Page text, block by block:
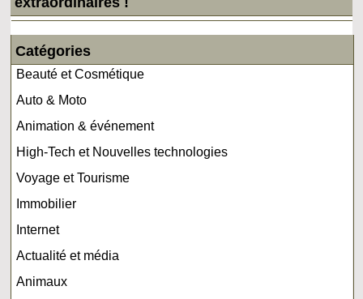
Catégories
Beauté et Cosmétique
Auto & Moto
Animation & événement
High-Tech et Nouvelles technologies
Voyage et Tourisme
Immobilier
Internet
Actualité et média
Animaux